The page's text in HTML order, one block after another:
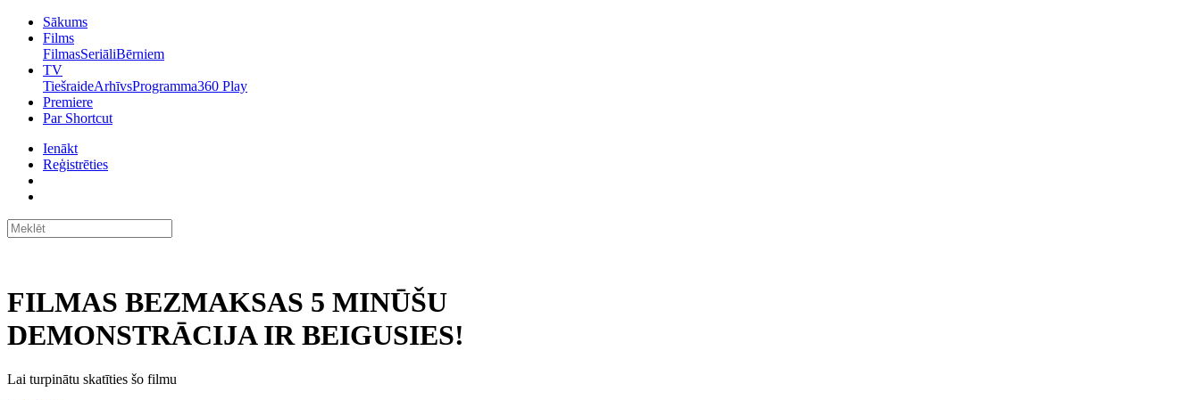
Sākums
Films
FilmasSeriāliBērniem
TV
TiešraideArhīvsProgramma360 Play
Premiere
Par Shortcut
Ienākt
Reģistrēties
FILMAS BEZMAKSAS 5 MINŪŠU
DEMONSTRĀCIJA IR BEIGUSIES!
Lai turpinātu skatīties šo filmu